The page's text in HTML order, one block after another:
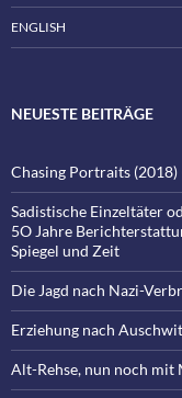
ENGLISH
NEUESTE BEITRÄGE
Chasing Portraits (2018)
Sadistische Einzeltäter
5O Jahre
Spiegel und Zeit
Die Jagd nach Nazi-
Erziehung nach
Alt-Rehse, nun noch mit